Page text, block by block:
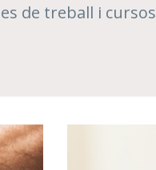
de treball i cursos